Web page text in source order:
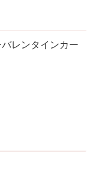
レンタインカー